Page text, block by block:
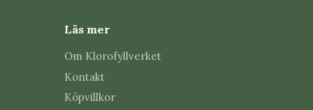
och ger ofta
Oavsett om du
Läs mer
Om Klorofyllverket
Kontakt
Köpvillkor